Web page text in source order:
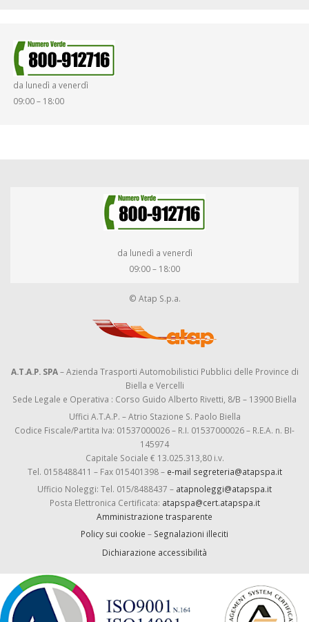
SMARRIMENTO OGGETTI
da lunedì a venerdì
09:00 – 18:00
da lunedì a venerdì
09:00 – 18:00
© Atap S.p.a.
A.T.A.P. SPA– Azienda Trasporti Automobilistici Pubblici delle Province di
Biella e Vercelli
Sede Legale e Operativa : Corso Guido Alberto Rivetti, 8/B – 13900 Biella
Uffici A.T.A.P. – Atrio Stazione S. Paolo Biella
Codice Fiscale/Partita Iva: 01537000026 – R.I. 01537000026 – R.E.A. n. BI-
145974
Capitale Sociale € 13.025.313,80 i.v.
Tel. 0158488411 – Fax 015401398 – e-mail segreteria@atapspa.it
Ufficio Noleggi: Tel. 015/8488437 – atapnoleggi@atapspa.it
Posta Elettronica Certificata: atapspa@cert.atapspa.it
Amministrazione trasparente
Policy sui cookie – Segnalazioni illeciti
Dichiarazione accessibilità